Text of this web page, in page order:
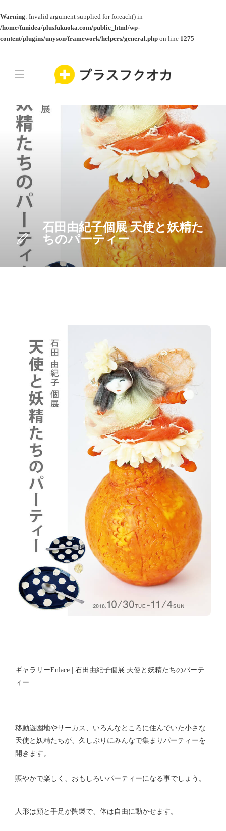
Warning: Invalid argument supplied for foreach() in
/home/funidea/plusfukuoka.com/public_html/wp-
content/plugins/unyson/framework/helpers/general.php on line 1275
石田由紀子個展 天使と妖精た
ちのパーティー
ギャラリーEnlace | 石田由紀子個展 天使と妖精たちのパーテ
ィー
移動遊園地やサーカス、いろんなところに住んでいた小さな
天使と妖精たちが、久しぶりにみんなで集まりパーティーを
開きます。
賑やかで楽しく、おもしろいパーティーになる事でしょう。
人形は顔と手足が陶製で、体は自由に動かせます。